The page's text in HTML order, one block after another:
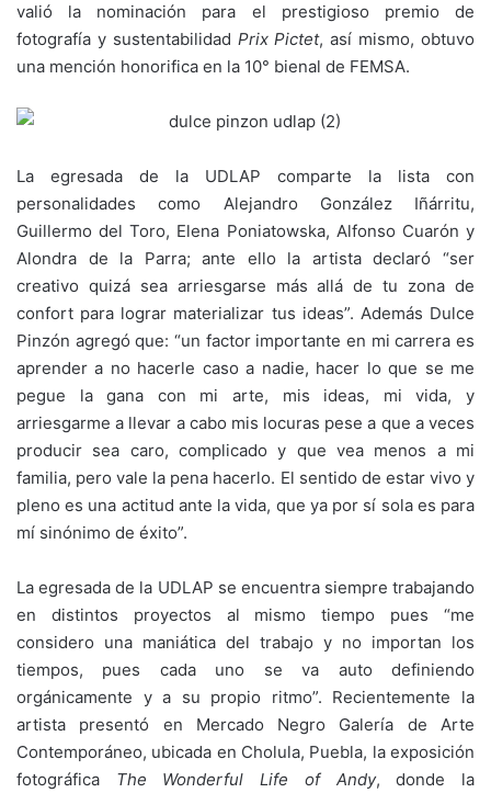
valió la nominación para el prestigioso premio de
fotografía y sustentabilidad Prix Pictet, así mismo, obtuvo
una mención honorifica en la 10° bienal de FEMSA.
La egresada de la UDLAP comparte la lista con
personalidades como Alejandro González Iñárritu,
Guillermo del Toro, Elena Poniatowska, Alfonso Cuarón y
Alondra de la Parra; ante ello la artista declaró “ser
creativo quizá sea arriesgarse más allá de tu zona de
confort para lograr materializar tus ideas”. Además Dulce
Pinzón agregó que: “un factor importante en mi carrera es
aprender a no hacerle caso a nadie, hacer lo que se me
pegue la gana con mi arte, mis ideas, mi vida, y
arriesgarme a llevar a cabo mis locuras pese a que a veces
producir sea caro, complicado y que vea menos a mi
familia, pero vale la pena hacerlo. El sentido de estar vivo y
pleno es una actitud ante la vida, que ya por sí sola es para
mí sinónimo de éxito”.
La egresada de la UDLAP se encuentra siempre trabajando
en distintos proyectos al mismo tiempo pues “me
considero una maniática del trabajo y no importan los
tiempos, pues cada uno se va auto definiendo
orgánicamente y a su propio ritmo”. Recientemente la
artista presentó en Mercado Negro Galería de Arte
Contemporáneo, ubicada en Cholula, Puebla, la exposición
fotográfica The Wonderful Life of Andy, donde la